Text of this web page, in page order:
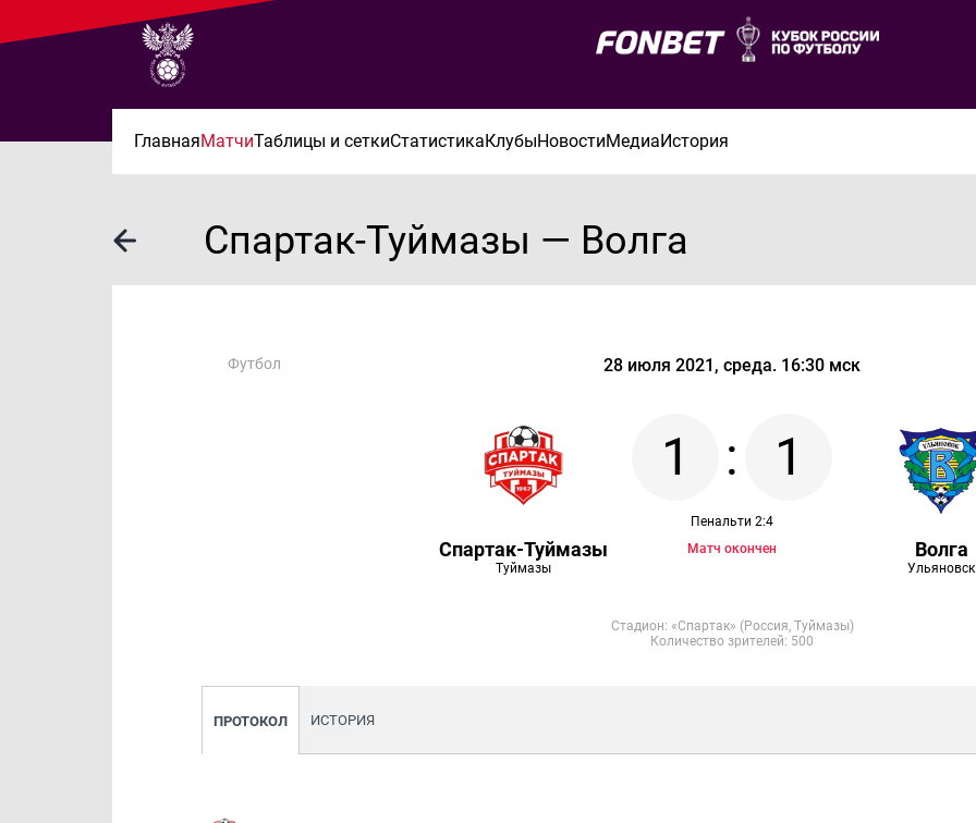
ГлавнаяМатчиТаблицы и сеткиСтатистикаКлубыНовостиМедиаИстория
Спартак-Туймазы — Волга
Футбол 28 июля 2021, среда. 16:30 мск
Спартак-Туймазы
Туймазы
1 : 1
Пенальти 2:4
Матч окончен
Волга
Ульяновск
Стадион: «Спартак» (Россия, Туймазы)
Количество зрителей: 500
ПРОТОКОЛ ИСТОРИЯ